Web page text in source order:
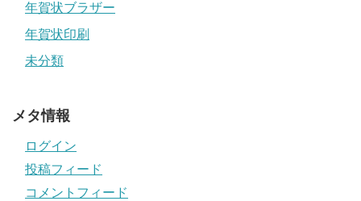
年賀状ブラザー
年賀状印刷
未分類
メタ情報
ログイン
投稿フィード
コメントフィード